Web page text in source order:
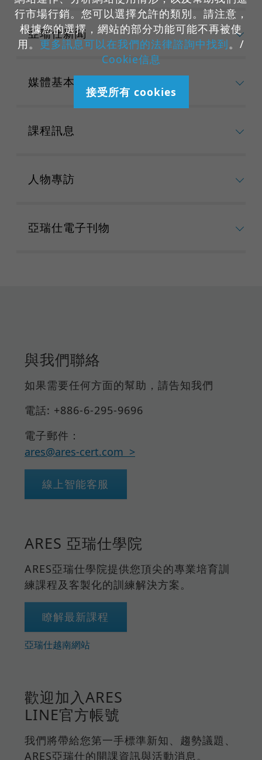
亞瑞仕新聞
媒體基本資料
課程訊息
人物專訪
亞瑞仕電子刊物
與我們聯絡
如果需要任何方面的幫助，請告知我們
電話: +886-6-295-9696
電子郵件：
ares@ares-cert.com
線上智能客服
ARES 亞瑞仕學院
ARES亞瑞仕學院提供您頂尖的專業培育訓
練課程及客製化的訓練解決方案。
瞭解最新課程
亞瑞仕越南網站
歡迎加入ARES
LINE官方帳號
我們將帶給您第一手標準新知、趨勢議題、
ARES亞瑞仕的開課資訊與活動消息。
行市場行銷。您可以選擇允許的類別。請注意，
根據您的選擇，網站的部分功能可能不再被使
用。 更多訊息可以在我們的法律諮詢中找到。/
Cookie信息
接受所有 cookies